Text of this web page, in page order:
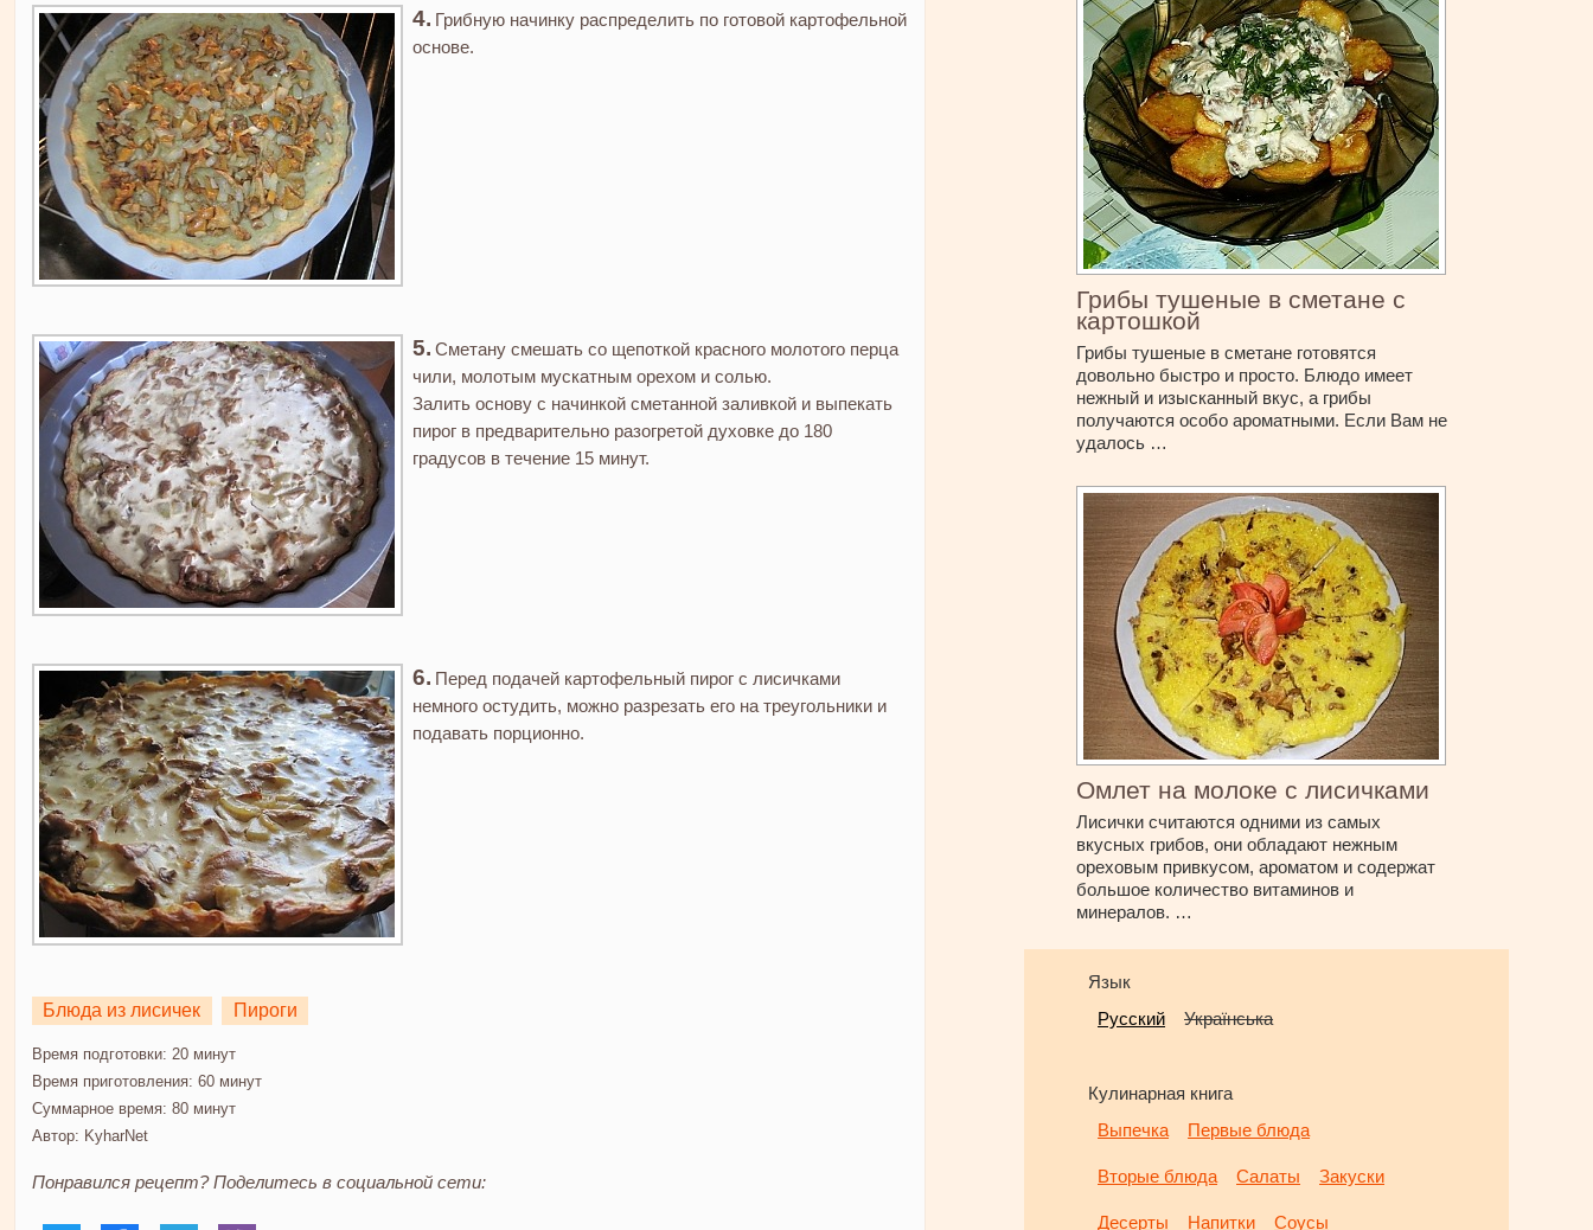
Грибную начинку распределить по готовой картофельной
основе.
Сметану смешать со щепоткой красного молотого перца
чили, молотым мускатным орехом и солью.
Залить основу с начинкой сметанной заливкой и выпекать
пирог в предварительно разогретой духовке до 180
градусов в течение 15 минут.
Перед подачей картофельный пирог с лисичками
немного остудить, можно разрезать его на треугольники и
подавать порционно.
Блюда из лисичек Пироги
Время подготовки: 20 минут
Время приготовления: 60 минут
Суммарное время: 80 минут
Автор: KyharNet
Понравился рецепт? Поделитесь в социальной сети:
Грибы тушеные в сметане с
картошкой
Грибы тушеные в сметане готовятся
довольно быстро и просто. Блюдо имеет
нежный и изысканный вкус, а грибы
получаются особо ароматными. Если Вам не
удалось …
Омлет на молоке с лисичками
Лисички считаются одними из самых
вкусных грибов, они обладают нежным
ореховым привкусом, ароматом и содержат
большое количество витаминов и
минералов. …
Язык
Русский
Українська
Кулинарная книга
Выпечка
Первые блюда
Вторые блюда Салаты Закуски
Десерты Напитки Соусы